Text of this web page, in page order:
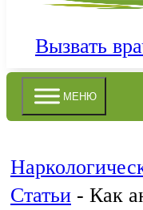
Вызвать
МЕНЮ
Статьи - Как